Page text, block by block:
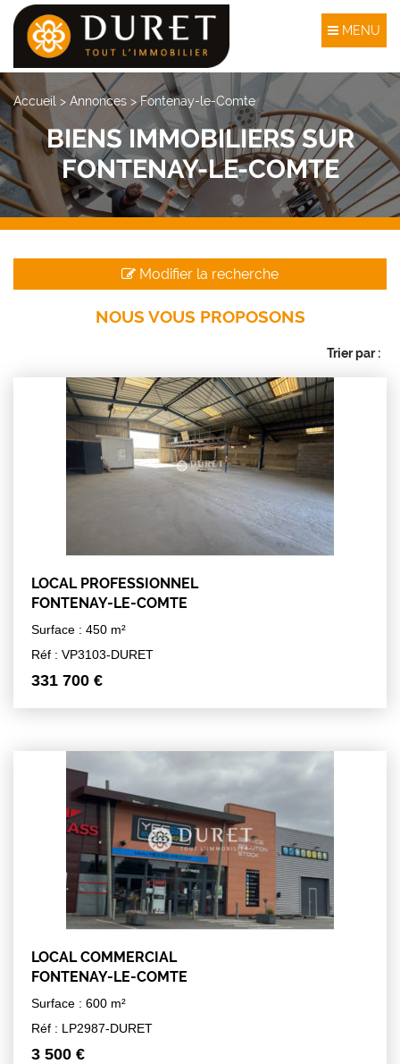
MENU
Accueil > Annonces >Fontenay-le-Comte
BIENS IMMOBILIERS SUR
FONTENAY-LE-COMTE
Modifier la recherche
NOUS VOUS PROPOSONS
Trier par :
LOCAL PROFESSIONNEL
FONTENAY-LE-COMTE
Surface : 450 m²
Réf : VP3103-DURET
331 700 €
LOCAL COMMERCIAL
FONTENAY-LE-COMTE
Surface : 600 m²
Réf : LP2987-DURET
3 500 €